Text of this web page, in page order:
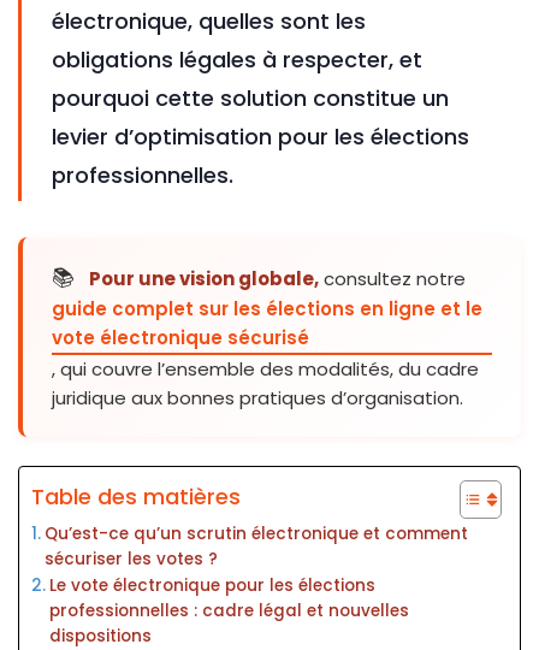
électronique, quelles sont les
obligations légales à respecter, et
pourquoi cette solution constitue un
levier d’optimisation pour les élections
professionnelles.
📚 Pour une vision globale,consultez notre
guide complet sur les élections en ligne et le
vote électronique sécurisé
, qui couvre l’ensemble des modalités, du cadre
juridique aux bonnes pratiques d’organisation.
Table des matières
Qu’est-ce qu’un scrutin électronique et comment
sécuriser les votes ?
Le vote électronique pour les élections
professionnelles : cadre légal et nouvelles
dispositions